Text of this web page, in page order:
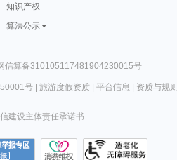
知识产权
算法公示
信算备310105117481904230015号
号| 旅游度假资质| 平台信息 资质与规则
建设主体责任承诺书